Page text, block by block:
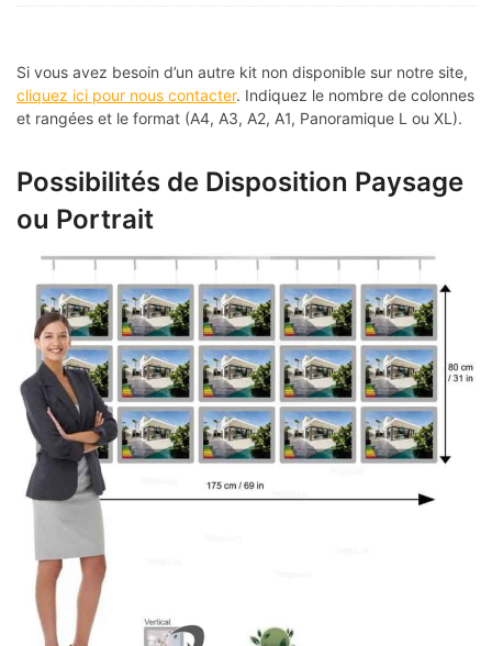
Si vous avez besoin d’un autre kit non disponible sur notre site,
cliquez ici pour nous contacter. Indiquez le nombre de colonnes
et rangées et le format (A4, A3, A2, A1, Panoramique L ou XL).
Possibilités de Disposition Paysage
ou Portrait